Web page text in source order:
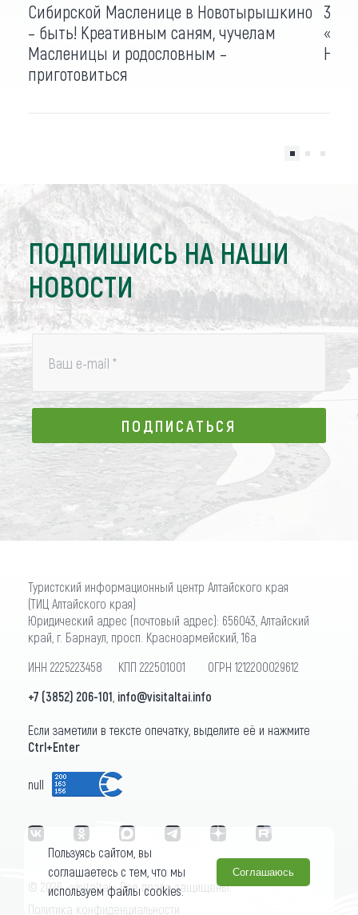
Сибирской Масленице в Новотырышкино
– быть! Креативным саням, чучелам
Масленицы и родословным –
приготовиться
30
ПОДПИШИСЬ НА НАШИ
НОВОСТИ
Ваш e-mail *
ПОДПИСАТЬСЯ
ПОДПИСАТЬСЯ
Туристский информационный центр Алтайского края
(ТИЦ Алтайского края)
Юридический адрес (почтовый адрес): 656043, Алтайский
край, г. Барнаул, просп. Красноармейский, 16а
ИНН 2225223458 КПП 222501001 ОГРН 1212200029612
+7 (3852) 206-101 info@visitaltai.info
Если заметили в тексте опечатку, выделите её и нажмите
Ctrl+Enter
null
© 2026 «visitaltai» Все права защищены.
Политика конфиденциальности
Пользуясь сайтом, вы
соглашаетесь с тем, что мы
используем файлы cookies.
Соглашаюсь